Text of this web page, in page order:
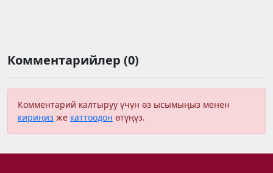
Комментарийлер (0)
Комментарий калтыруу үчүн өз ысымыңыз менен
кириңиз же каттоодон өтүңүз.